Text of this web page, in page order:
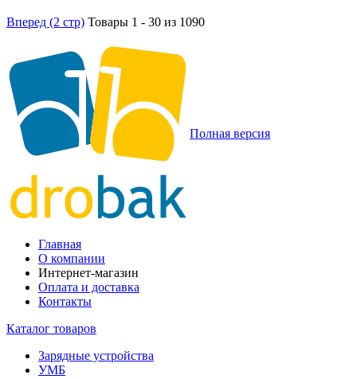
Вперед (2 стр) Товары 1 - 30 из 1090
Полная версия
Главная
О компании
Интернет-магазин
Оплата и доставка
Контакты
Каталог товаров
Зарядные устройства
УМБ